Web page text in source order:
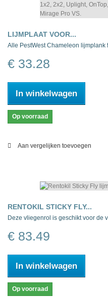
LIJMPLAAT VOOR...
Alle PestWest Chameleon lijmplank
€ 33.28
In winkelwagen
Op voorraad
Aan vergelijken toevoegen
RENTOKIL STICKY FLY...
Deze vliegenrol is geschikt voor de
€ 83.49
In winkelwagen
Op voorraad